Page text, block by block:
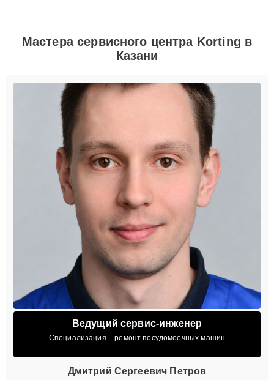
Мастера сервисного центра Korting в
Казани
Ведущий сервис-инженер
Специализация – ремонт посудомоечных машин
Дмитрий Сергеевич Петров